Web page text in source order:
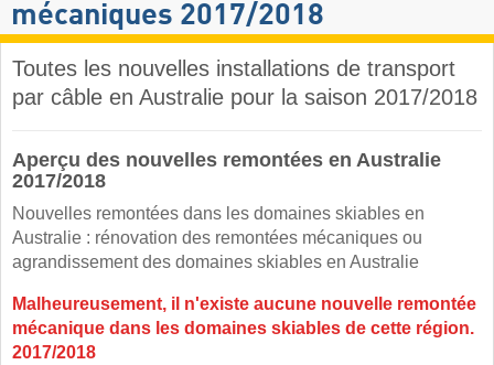
mécaniques 2017/2018
Toutes les nouvelles installations de transport
par câble en Australie pour la saison 2017/2018
Aperçu des nouvelles remontées en Australie
2017/2018
Nouvelles remontées dans les domaines skiables en
Australie : rénovation des remontées mécaniques ou
agrandissement des domaines skiables en Australie
Malheureusement, il n'existe aucune nouvelle remontée
mécanique dans les domaines skiables de cette région.
2017/2018